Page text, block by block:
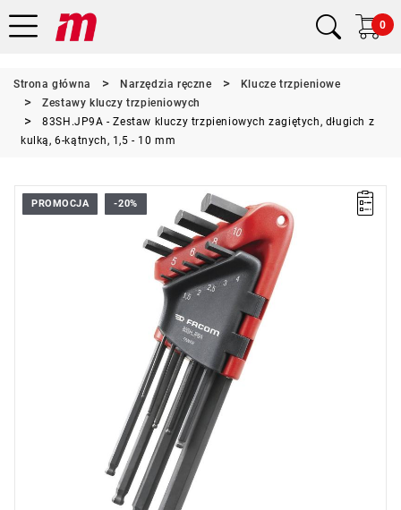
0
Strona główna Narzędzia ręczne
Klucze trzpieniowe
Zestawy kluczy trzpieniowych
83SH.JP9A - Zestaw kluczy trzpieniowych zagiętych, długich z
kulką, 6-kątnych, 1,5 - 10 mm
PROMOCJA -20%